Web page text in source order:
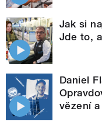
Jak si
Jde to,
Daniel
vězení